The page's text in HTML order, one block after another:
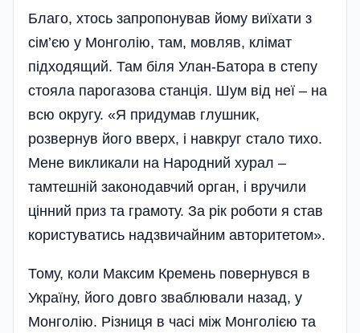
Благо, хтось запропонував йому виїхати з
сім’єю у Монголію, там, мовляв, клімат
підходящий. Там біля Улан-Батора в степу
стояла парогазова станція. Шум від неї – на
всю округу. «Я придумав глушник,
розвернув його вверх, і навкруг стало тихо.
Мене викликали на Народний хурал –
тамтешній законодавчий орган, і вручили
цінний приз та грамоту. За рік роботи я став
користуватись надзвичайним авторитетом».
Тому, коли Максим Кремень повернувся в
Україну, його довго зваблювали назад, у
Монголію. Різниця в часі між Монголією та